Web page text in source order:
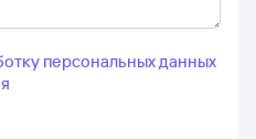
персональных данных